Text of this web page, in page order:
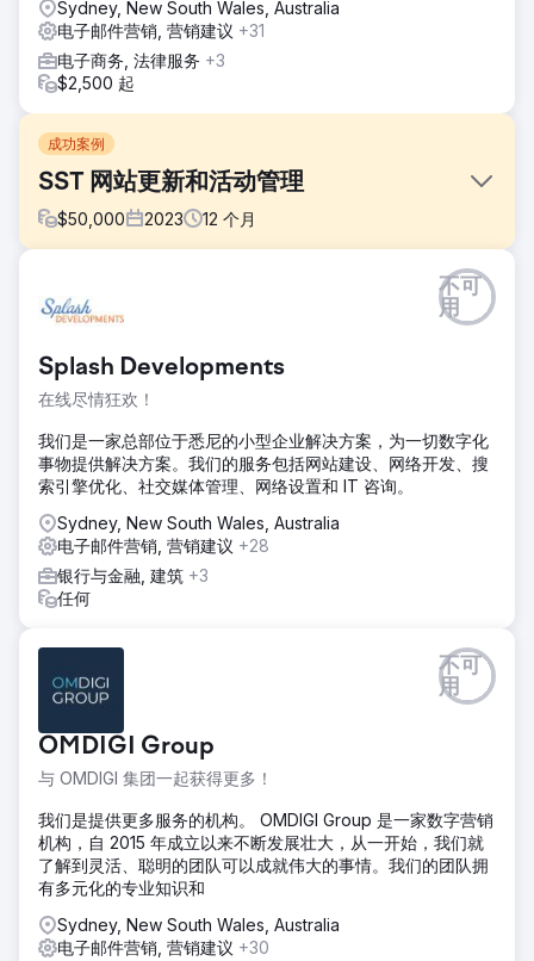
Sydney, New South Wales, Australia
电子邮件营销, 营销建议 +31
电子商务, 法律服务 +3
$2,500 起
成功案例
SST 网站更新和活动管理
$50,000 2023 12 个月
Site Skills Training (SST) 需要一个现代化、自动化的网站和
高效的营销管理，以优化其每年 100 万美元的营销预算。该公
进课程管理和潜在客户生成。SST 拥有 300 多门课程，力求
实现运营自动化、提高转化率并推动收入增长，同时提高跨渠
解决方案
我们开发了一个全新的自动化网站，该网站集成了 HubSpot
和 Axcelerate，简化了课程管理。优化了数字、印刷和户外营
销活动，确保了战略预算分配。集中式系统增强了数据跟踪和
潜在客户培育。网站采用先进的自动化技术重建，减少了人工
工作量，同时增强了用户体验，使课程发现和注册变得无缝衔
接。
新的网站和营销策略使转化率提高了 200%，收入同比增长了
14%。自动化减少了工作量，提高了内部效率。SST 的外包营
销团队优化了 100 万美元的预算，确保了数字、印刷和户外广
准备好继续发展和取得成功。
Splash Developments
在线尽情狂欢！
不可
用
我们是一家总部位于悉尼的小型企业解决方案，为一切数字化
事物提供解决方案。我们的服务包括网站建设、网络开发、搜
索引擎优化、社交媒体管理、网络设置和 IT 咨询。
Sydney, New South Wales, Australia
电子邮件营销, 营销建议 +28
银行与金融, 建筑 +3
任何
OMDIGI Group
与 OMDIGI 集团一起获得更多！
不可
用
我们是提供更多服务的机构。 OMDIGI Group 是一家数字营销
机构，自 2015 年成立以来不断发展壮大，从一开始，我们就
了解到灵活、聪明的团队可以成就伟大的事情。我们的团队拥
有多元化的专业知识和
Sydney, New South Wales, Australia
电子邮件营销, 营销建议 +30